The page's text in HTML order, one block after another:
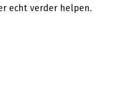
echt verder helpen.